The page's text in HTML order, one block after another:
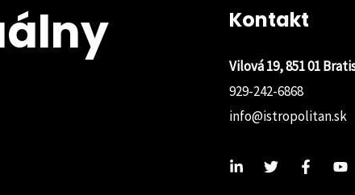
Kontakt
Vilová 19, 851 01
929-242-6868
info@istropolitan.sk